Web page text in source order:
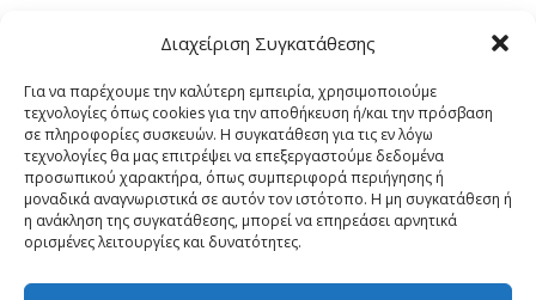
Διαχείριση Συγκατάθεσης
Για να παρέχουμε την καλύτερη εμπειρία, χρησιμοποιούμε
τεχνολογίες όπως cookies για την αποθήκευση ή/και την πρόσβαση
σε πληροφορίες συσκευών. Η συγκατάθεση για τις εν λόγω
τεχνολογίες θα μας επιτρέψει να επεξεργαστούμε δεδομένα
προσωπικού χαρακτήρα, όπως συμπεριφορά περιήγησης ή
μοναδικά αναγνωριστικά σε αυτόν τον ιστότοπο. Η μη συγκατάθεση ή
η ανάκληση της συγκατάθεσης, μπορεί να επηρεάσει αρνητικά
ορισμένες λειτουργίες και δυνατότητες.
Υπηρεσίες
Αποστολή & Επιστροφές
Τρόποι Πληρωμής
Εντοπισμός Παραγγελίας